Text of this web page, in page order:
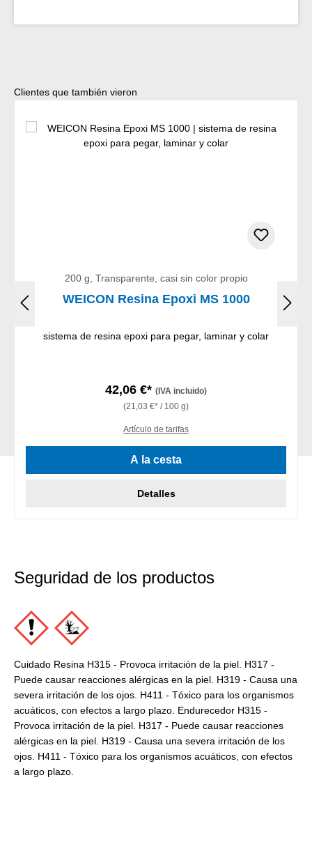
Omitir la galería de productos
Clientes que también vieron
200 g, Transparente, casi sin color propio
WEICON Resina Epoxi MS 1000
sistema de resina epoxi para pegar, laminar y colar
42,06 €* (IVA incluido)
(21,03 €* / 100 g)
Artículo de tarifas
A la cesta
Detalles
Seguridad de los productos
Cuidado Resina H315 - Provoca irritación de la piel. H317 -
Puede causar reacciones alérgicas en la piel. H319 - Causa una
severa irritación de los ojos. H411 - Tóxico para los organismos
acuáticos, con efectos a largo plazo. Endurecedor H315 -
Provoca irritación de la piel. H317 - Puede causar reacciones
alérgicas en la piel. H319 - Causa una severa irritación de los
ojos. H411 - Tóxico para los organismos acuáticos, con efectos
a largo plazo.